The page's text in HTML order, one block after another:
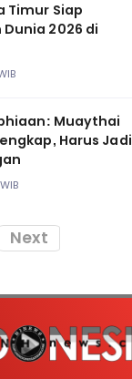
Timur Siap
2026 di
Muaythai
Harus Jadi
Next